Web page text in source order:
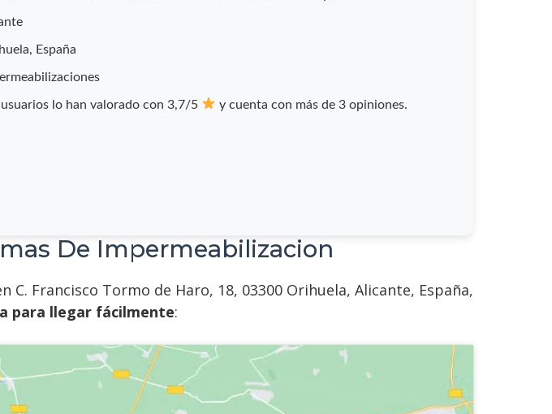
España
usuarios lo han valorado con 3,7/5 y cuenta con más de 3 opiniones.
De Impermeabilizacion
C. Francisco Tormo de Haro, 18, 03300 Orihuela, Alicante, España,
para llegar fácilmente: